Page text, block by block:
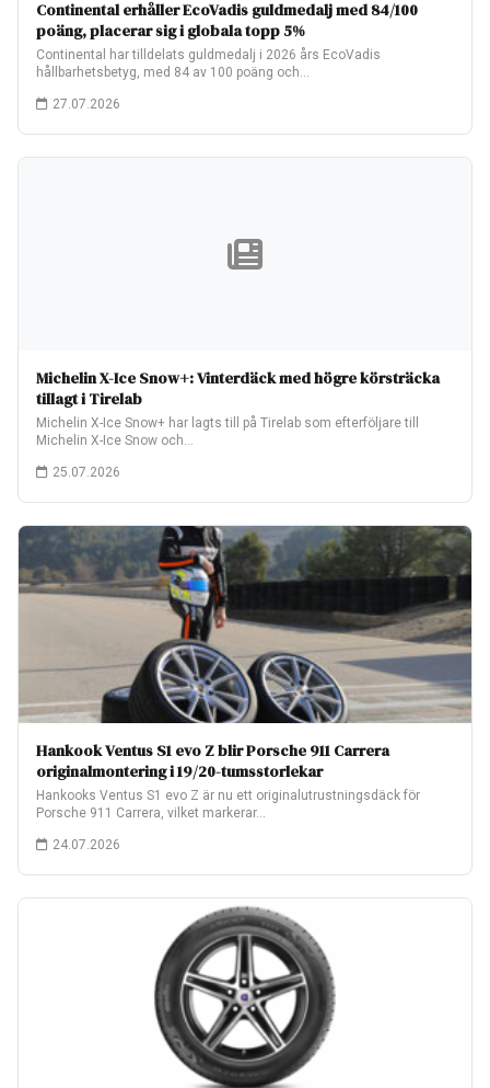
Continental erhåller EcoVadis guldmedalj med 84/100
poäng, placerar sig i globala topp 5%
Continental har tilldelats guldmedalj i 2026 års EcoVadis
hållbarhetsbetyg, med 84 av 100 poäng och…
27.07.2026
Michelin X-Ice Snow+: Vinterdäck med högre körsträcka
tillagt i Tirelab
Michelin X-Ice Snow+ har lagts till på Tirelab som efterföljare till
Michelin X-Ice Snow och…
25.07.2026
Hankook Ventus S1 evo Z blir Porsche 911 Carrera
originalmontering i 19/20-tumsstorlekar
Hankooks Ventus S1 evo Z är nu ett originalutrustningsdäck för
Porsche 911 Carrera, vilket markerar…
24.07.2026